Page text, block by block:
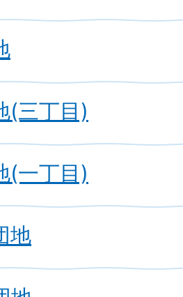
(三丁目)
(一丁目)
地